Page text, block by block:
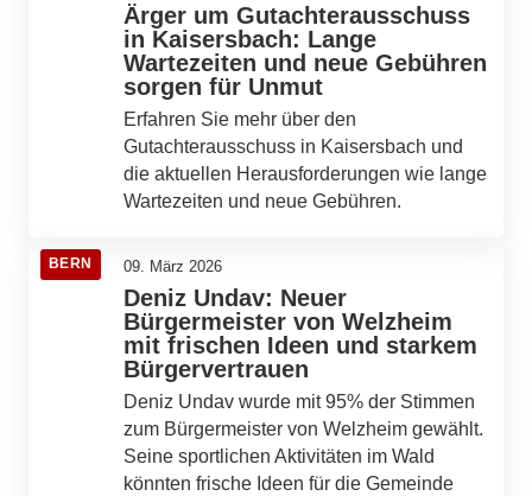
Ärger um Gutachterausschuss
in Kaisersbach: Lange
Wartezeiten und neue Gebühren
sorgen für Unmut
Erfahren Sie mehr über den
Gutachterausschuss in Kaisersbach und
die aktuellen Herausforderungen wie lange
Wartezeiten und neue Gebühren.
BERN 09. März 2026
Deniz Undav: Neuer
Bürgermeister von Welzheim
mit frischen Ideen und starkem
Bürgervertrauen
Deniz Undav wurde mit 95% der Stimmen
zum Bürgermeister von Welzheim gewählt.
Seine sportlichen Aktivitäten im Wald
könnten frische Ideen für die Gemeinde